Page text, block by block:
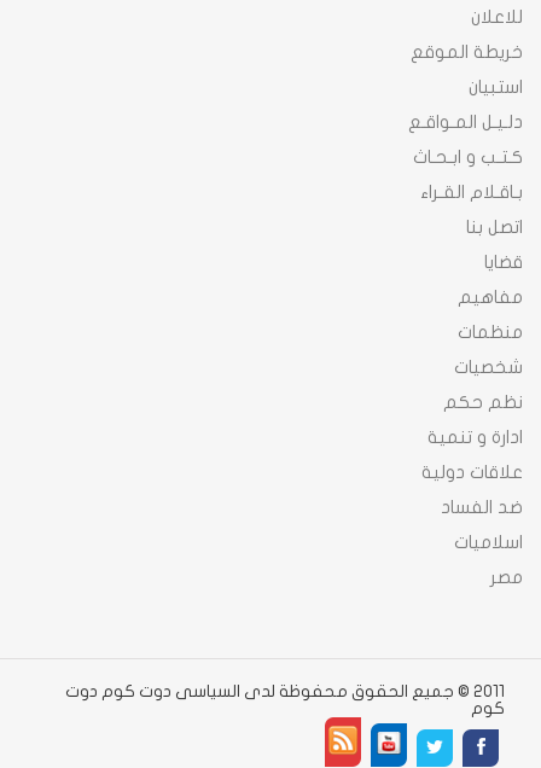
للاعلان
خريطة الموقع
استبيان
دلـيـل المـواقـع
كـتـب و ابـحـاث
بـاقـلام القـراء
اتصل بنا
قضايا
مفاهيم
منظمات
شخصيات
نظم حكم
ادارة و تنمية
علاقات دولية
ضد الفساد
اسلاميات
مصر
2011 © جميع الحقوق محفوظة لدى السياسى دوت كوم دوت
كوم